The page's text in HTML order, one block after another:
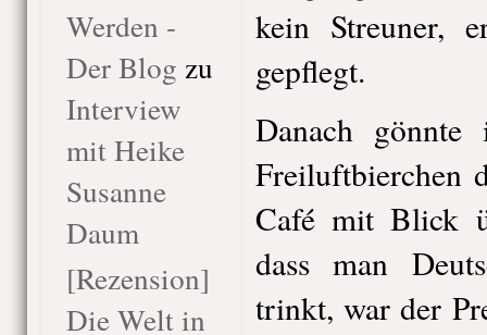
Werden -
Der Blog zu
Interview
mit Heike
Susanne
Daum
[Rezension]
Die Welt in
kein Streuner,
gepflegt.
Danach
Freiluftbierchen
Café mit Blick
dass man
trinkt, war der